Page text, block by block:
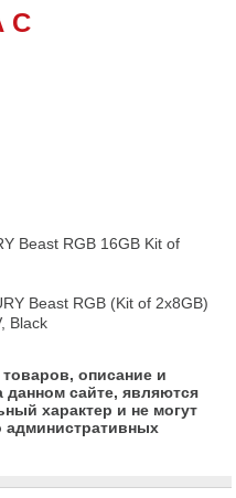
С
Beast RGB 16GB Kit of
Beast RGB (Kit of 2x8GB)
Black
описание и
сайте, являются
характер и не могут
административных